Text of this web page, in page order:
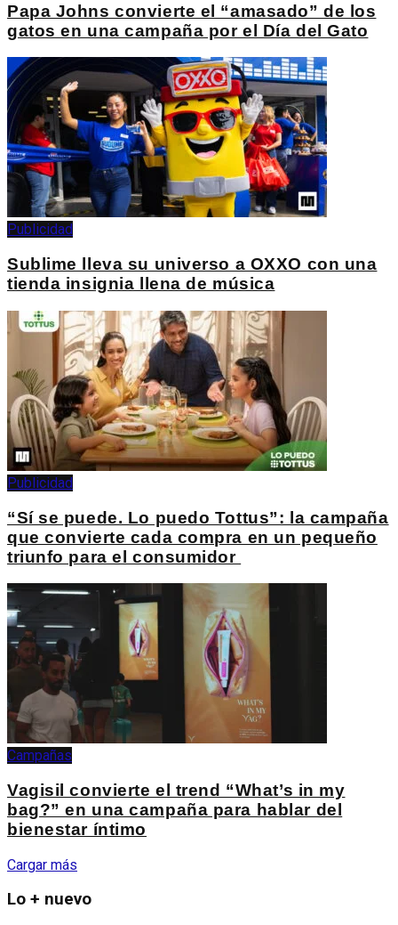
Papa Johns convierte el “amasado” de los
gatos en una campaña por el Día del Gato
Publicidad
Sublime lleva su universo a OXXO con una
tienda insignia llena de música
Publicidad
“Sí se puede. Lo puedo Tottus”: la campaña
que convierte cada compra en un pequeño
triunfo para el consumidor
Campañas
Vagisil convierte el trend “What’s in my
bag?” en una campaña para hablar del
bienestar íntimo
Cargar más
Lo + nuevo